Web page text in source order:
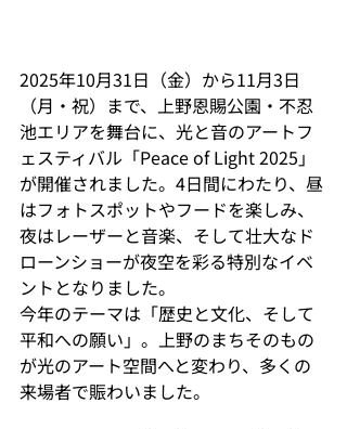
2025年10月31日（金）から11月3日
（月・祝）まで、上野恩賜公園・不忍
池エリアを舞台に、光と音のアートフ
ェスティバル「Peace of Light 2025」
が開催されました。4日間にわたり、昼
はフォトスポットやフードを楽しみ、
夜はレーザーと音楽、そして壮大なド
ローンショーが夜空を彩る特別なイベ
ントとなりました。
今年のテーマは「歴史と文化、そして
平和への願い」。上野のまちそのもの
が光のアート空間へと変わり、多くの
来場者で賑わいました。